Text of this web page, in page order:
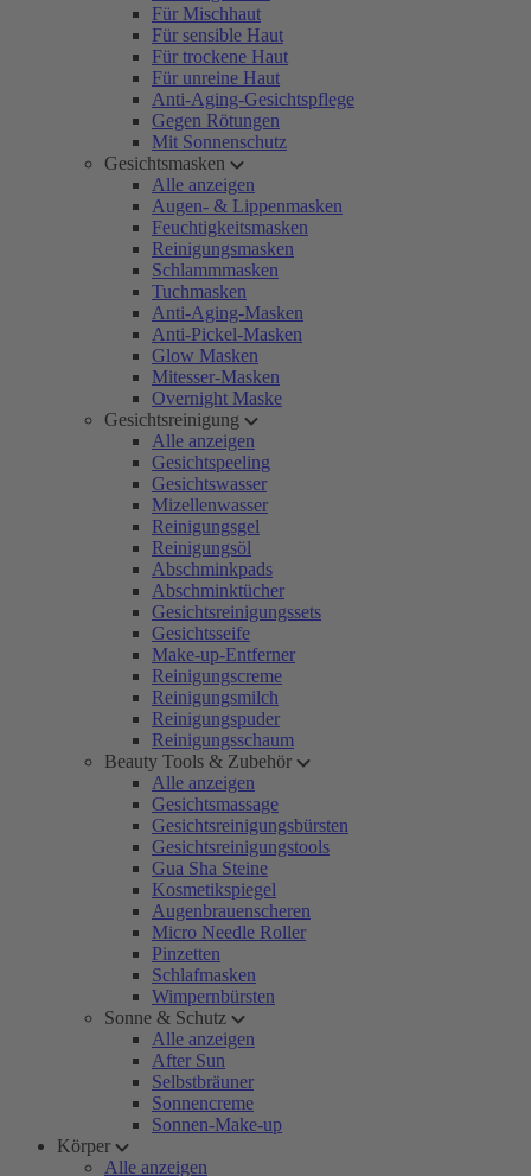
Für Mischhaut
Für sensible Haut
Für trockene Haut
Für unreine Haut
Anti-Aging-Gesichtspflege
Gegen Rötungen
Mit Sonnenschutz
Gesichtsmasken
Alle anzeigen
Augen- & Lippenmasken
Feuchtigkeitsmasken
Reinigungsmasken
Schlammmasken
Tuchmasken
Anti-Aging-Masken
Anti-Pickel-Masken
Glow Masken
Mitesser-Masken
Overnight Maske
Gesichtsreinigung
Alle anzeigen
Gesichtspeeling
Gesichtswasser
Mizellenwasser
Reinigungsgel
Reinigungsöl
Abschminkpads
Abschminktücher
Gesichtsreinigungssets
Gesichtsseife
Make-up-Entferner
Reinigungscreme
Reinigungsmilch
Reinigungspuder
Reinigungsschaum
Beauty Tools & Zubehör
Alle anzeigen
Gesichtsmassage
Gesichtsreinigungsbürsten
Gesichtsreinigungstools
Gua Sha Steine
Kosmetikspiegel
Augenbrauenscheren
Micro Needle Roller
Pinzetten
Schlafmasken
Wimpernbürsten
Sonne & Schutz
Alle anzeigen
After Sun
Selbstbräuner
Sonnencreme
Sonnen-Make-up
Körper
Alle anzeigen